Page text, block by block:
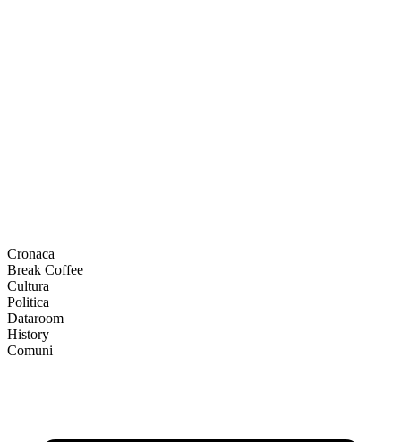
Cronaca
Break Coffee
Cultura
Politica
Dataroom
History
Comuni